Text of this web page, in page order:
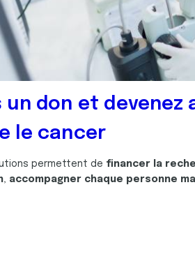
un don et
le cancer
permettent de financer la
, accompagner chaque personne